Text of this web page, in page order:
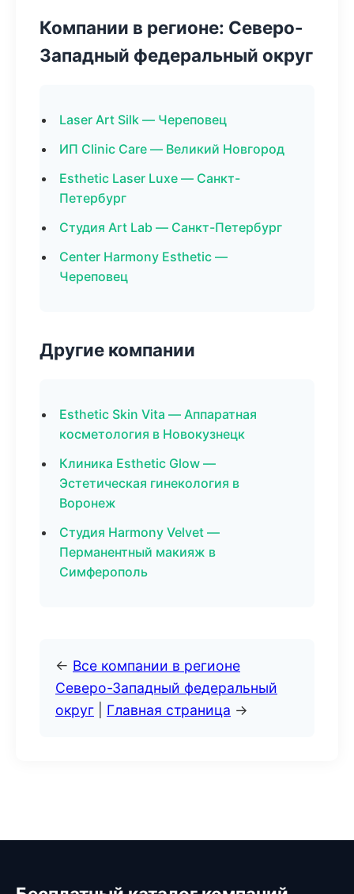
Компании в регионе: Северо-
Западный федеральный округ
Laser Art Silk — Череповец
ИП Clinic Care — Великий Новгород
Esthetic Laser Luxe — Санкт-
Петербург
Студия Art Lab — Санкт-Петербург
Center Harmony Esthetic —
Череповец
Другие компании
Esthetic Skin Vita — Аппаратная
косметология в Новокузнецк
Клиника Esthetic Glow —
Эстетическая гинекология в
Воронеж
Студия Harmony Velvet —
Перманентный макияж в
Симферополь
← Все компании в регионе
Северо-Западный федеральный
округ
Главная страница →